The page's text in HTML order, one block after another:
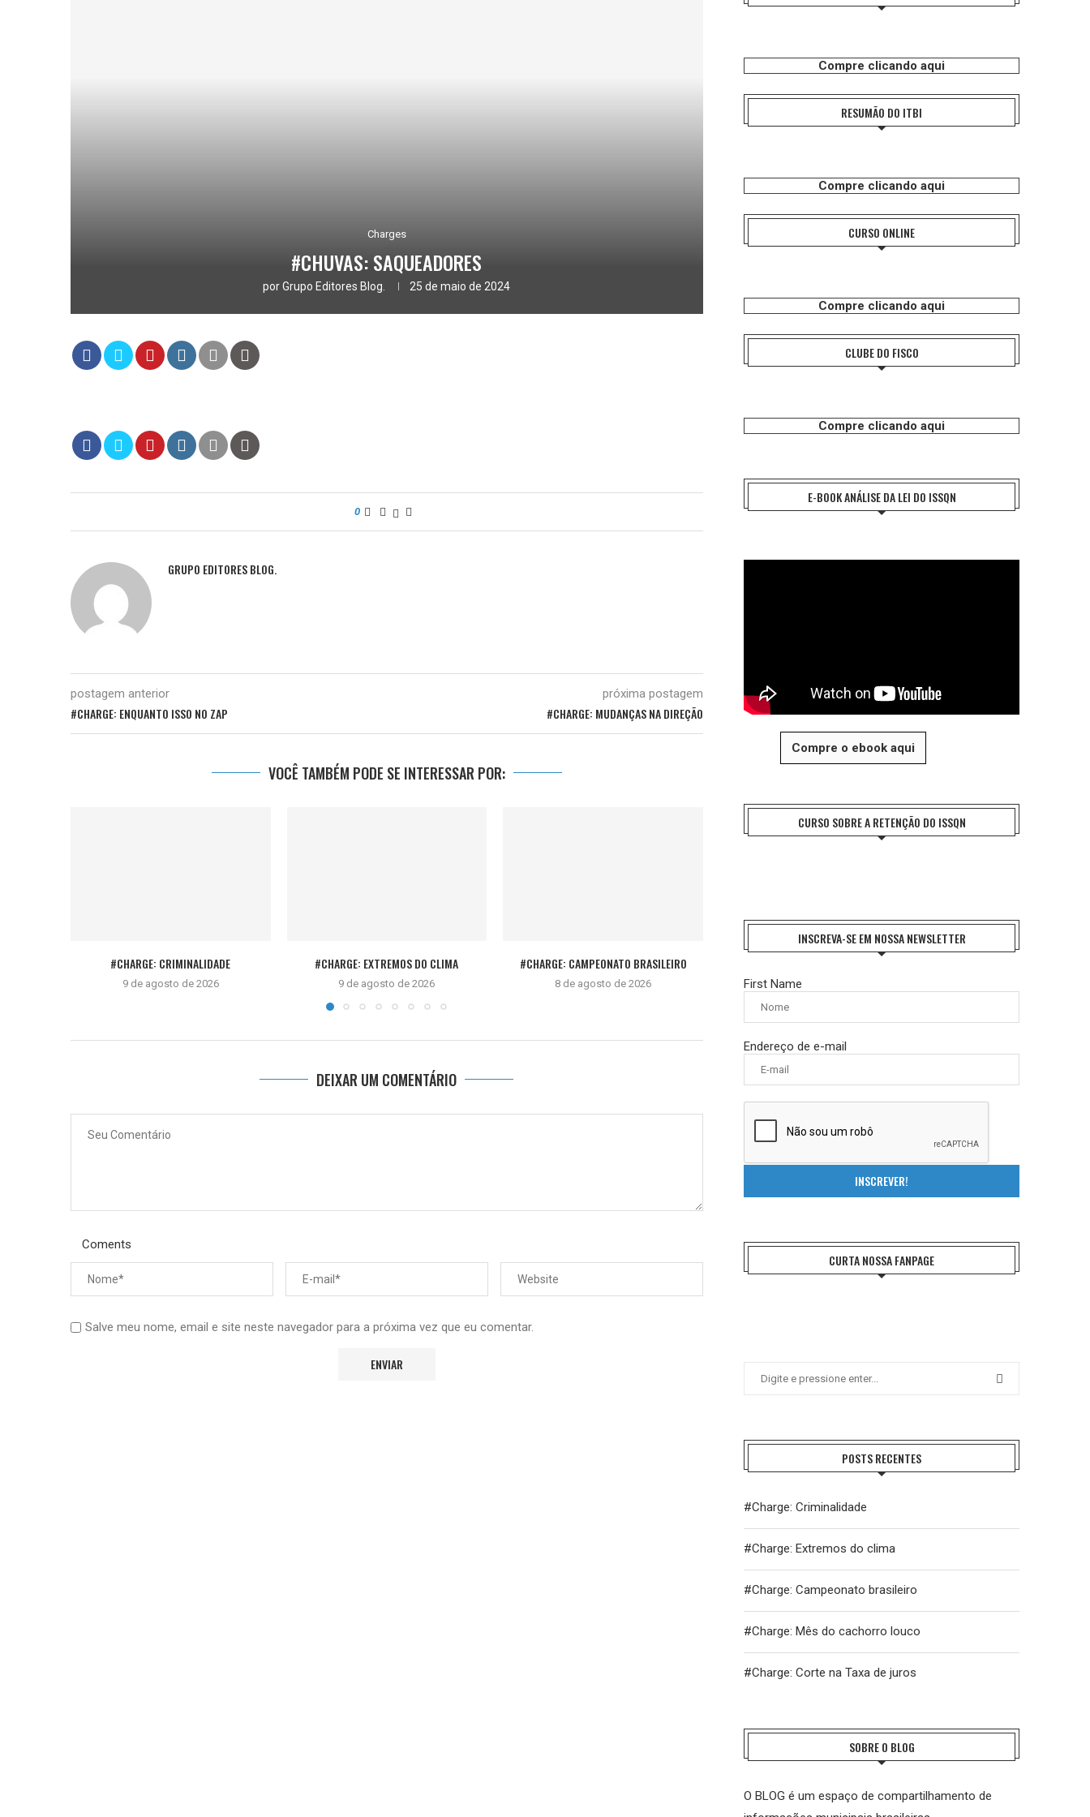
Charges
#CHUVAS: SAQUEADORES
porGrupo Editores Blog. 25 de maio de 2024
0
GRUPO EDITORES BLOG.
postagem anterior
#CHARGE: ENQUANTO ISSO NO ZAP
próxima postagem
#CHARGE: MUDANÇAS NA DIREÇÃO
VOCÊ TAMBÉM PODE SE INTERESSAR POR:
#CHARGE: CRIMINALIDADE
9 de agosto de 2026
#CHARGE: EXTREMOS DO CLIMA
9 de agosto de 2026
#CHARGE: CAMPEONATO BRASILEIRO
8 de agosto de 2026 8 de agosto de 2026
DEIXAR UM COMENTÁRIO
Coments
Salve meu nome, email e site neste navegador para a próxima vez que eu comentar.
Compre clicando aqui
RESUMÃO DO ITBI
Compre clicando aqui
CURSO ONLINE
Compre clicando aqui
CLUBE DO FISCO
Compre clicando aqui
E-BOOK ANÁLISE DA LEI DO ISSQN
Compre o ebook aqui
CURSO SOBRE A RETENÇÃO DO ISSQN
INSCREVA-SE EM NOSSA NEWSLETTER
First Name
Endereço de e-mail
INSCREVER!
CURTA NOSSA FANPAGE
POSTS RECENTES
#Charge: Criminalidade
#Charge: Extremos do clima
#Charge: Campeonato brasileiro
#Charge: Mês do cachorro louco
#Charge: Corte na Taxa de juros
SOBRE O BLOG
O BLOG é um espaço de compartilhamento de